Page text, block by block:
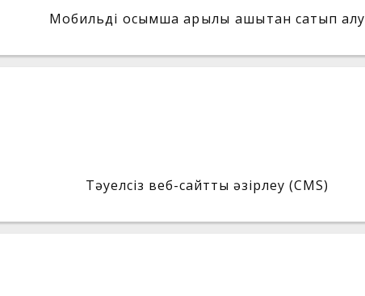
Мобильді қосымша арқылы қашықтан сатып алу
Тәуелсіз веб-сайтты әзірлеу (CMS)